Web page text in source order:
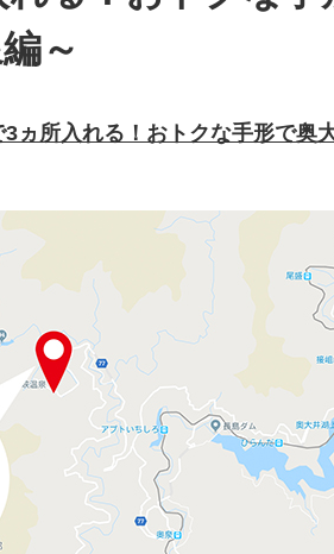
～
ヵ所入れる！おトクな手形で奥